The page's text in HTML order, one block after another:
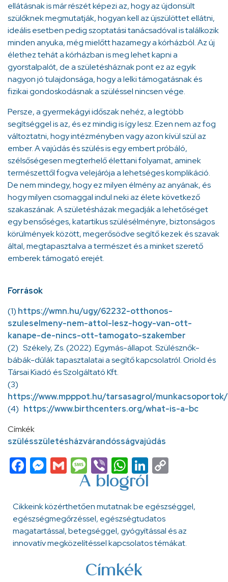
ellátásnak is már részét képezi az, hogy az újdonsült
szülőknek megmutatják, hogyan kell az újszülöttet ellátni,
ideális esetben pedig szoptatási tanácsadóval is találkozik
minden anyuka, még mielőtt hazamegy a kórházból. Az új
élethez tehát a kórházban is meg lehet kapni a
gyorstalpalót, de a születésháznak pont ez az egyik
nagyon jó tulajdonsága, hogy a lelki támogatásnak és
fizikai gondoskodásnak a szüléssel nincsen vége.
Persze, a gyermekágyi időszak nehéz, a legtöbb
segítséggel is az, és ez mindig is így lesz. Ezen nem az fog
változtatni, hogy intézményben vagy azon kívül szül az
ember. A vajúdás és szülés is egy embert próbáló,
szélsőségesen megterhelő élettani folyamat, aminek
természettől fogva velejárója a lehetséges komplikáció.
De nem mindegy, hogy ez milyen élmény az anyának, és
hogy milyen csomaggal indul neki az élete következő
szakaszának. A születésházak megadják a lehetőséget
egy bensőséges, katartikus szülésélményre, biztonságos
körülmények között, megerősödve segítő kezek és szavak
által, megtapasztalva a természet és a minket szerető
emberek támogató erejét.
Források
(1) https://wmn.hu/ugy/62232-otthonos-
szuleselmeny-nem-attol-lesz-hogy-van-ott-
kanape-de-nincs-ott-tamogato-szakember
(2) Székely, Zs. (2022). Egymás-állapot. Szülésznők-
bábák-dúlák tapasztalatai a segítő kapcsolatról. Oriold és
Társai Kiadó és Szolgáltató Kft.
(3)
https://www.mpppot.hu/tarsasagrol/
(4) https://www.birthcenters.org/what-is-a-bc
Címkék
szülésszületésházvárandósságvajúdás
Facebook
Messenger
GmailMessage
ViberWhatsApp
LinkedIn
A blogról
Cikkeink közérthetően mutatnak be egészséggel,
egészségmegőrzéssel, egészségtudatos
magatartással, betegséggel, gyógyítással és az
innovatív megközelítéssel kapcsolatos témákat.
Címkék